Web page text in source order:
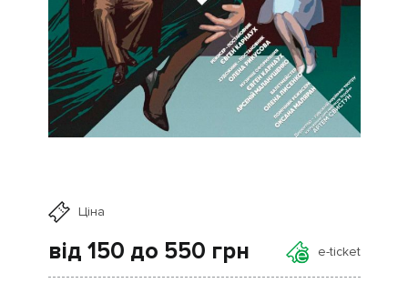
Ціна
від 150 до 550 грн e-ticket